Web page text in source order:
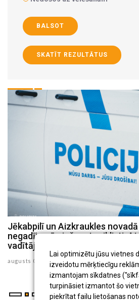
Lai optimizētu jūsu vietnes
izveidotu mērķtiecīgu
izmantojam sīkdatnes
turpināsiet izmantot šo
piekrītat failu lietošanas
BALSOT
SKATĪT REZULTĀTUS
Jēkabpilī un Aizkraukles
negadījumā cieš motociklisti,
vadītājs
augusts 03 , 2026